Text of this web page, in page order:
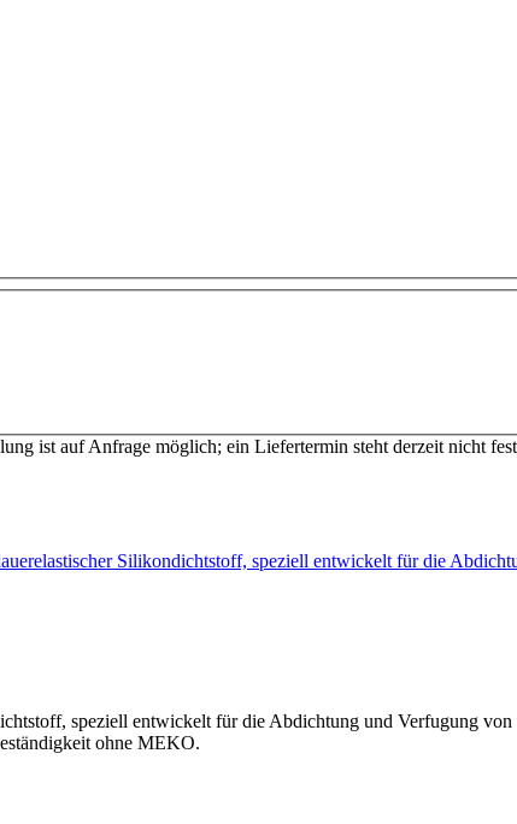
ist auf Anfrage möglich; ein Liefertermin steht derzeit nicht
Silikondichtstoff, speziell entwickelt für die
speziell entwickelt für die Abdichtung und Verfugung
ohne MEKO.